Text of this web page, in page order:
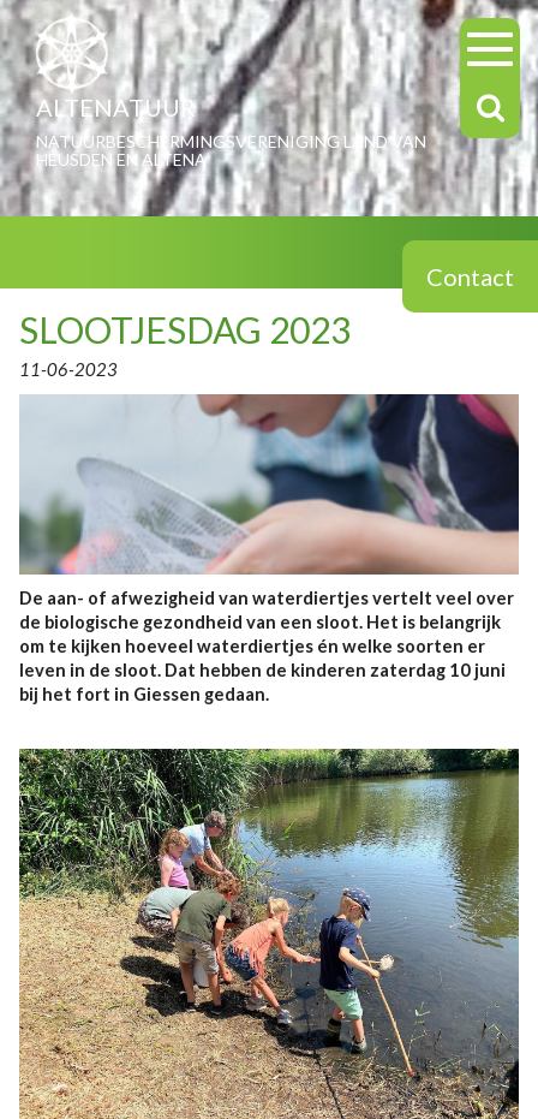
ALTENATUUR
NATUURBESCHERMINGSVERENIGING LAND VAN
HEUSDEN EN ALTENA
Contact
SLOOTJESDAG 2023
11-06-2023
De aan- of afwezigheid van waterdiertjes vertelt veel over
de biologische gezondheid van een sloot. Het is belangrijk
om te kijken hoeveel waterdiertjes én welke soorten er
leven in de sloot. Dat hebben de kinderen zaterdag 10 juni
bij het fort in Giessen gedaan.